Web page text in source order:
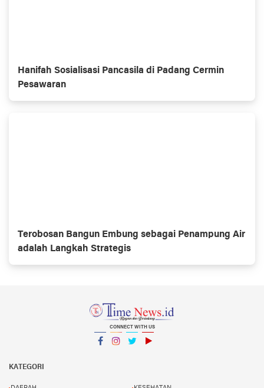
Hanifah Sosialisasi Pancasila di Padang Cermin
Pesawaran
Terobosan Bangun Embung sebagai Penampung Air
adalah Langkah Strategis
CONNECT WITH US
KATEGORI